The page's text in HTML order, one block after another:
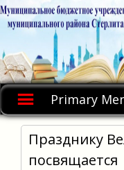
Skip
to
Primary
Празднику
посвящается